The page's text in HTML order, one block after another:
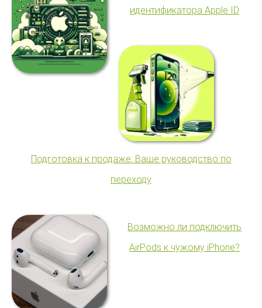
идентификатора Apple ID
Подготовка к продаже: Ваше руководство по
переходу
Возможно ли подключить
AirPods к чужому iPhone?